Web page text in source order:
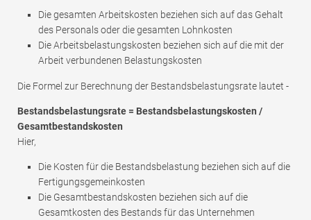
Die gesamten Arbeitskosten beziehen sich auf das Gehalt
des Personals oder die gesamten Lohnkosten
Die Arbeitsbelastungskosten beziehen sich auf die mit der
Arbeit verbundenen Belastungskosten
Die Formel zur Berechnung der Bestandsbelastungsrate lautet -
Bestandsbelastungsrate = Bestandsbelastungskosten /
Gesamtbestandskosten
Hier,
Die Kosten für die Bestandsbelastung beziehen sich auf die
Fertigungsgemeinkosten
Die Gesamtbestandskosten beziehen sich auf die
Gesamtkosten des Bestands für das Unternehmen